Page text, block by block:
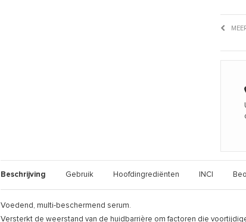
Beschrijving Gebruik Hoofdingrediënten INCI
Voedend, multi-beschermend serum.
Versterkt de weerstand van de huidbarrière om factoren die